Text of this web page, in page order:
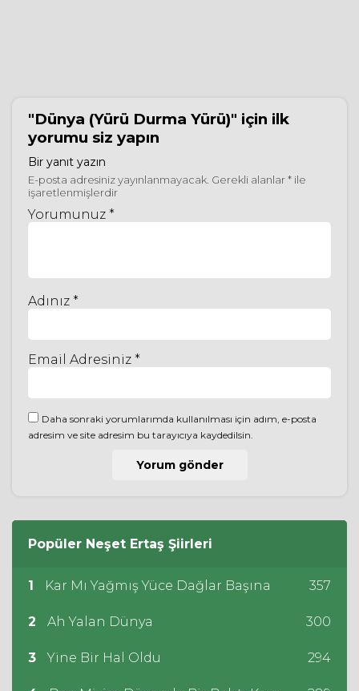
"Dünya (Yürü Durma Yürü)" için ilk
yorumu siz yapın
Bir yanıt yazın
E-posta adresiniz yayınlanmayacak. Gerekli alanlar* ile
işaretlenmişlerdir
Yorumunuz *
Adınız *
Email Adresiniz *
Daha sonraki yorumlarımda kullanılması için adım, e-posta
adresim ve site adresim bu tarayıcıya kaydedilsin.
Popüler Neşet Ertaş Şiirleri
1 Kar Mı Yağmış Yüce Dağlar Başına 357
2 Ah Yalan Dünya 300
3 Yine Bir Hal Oldu 294